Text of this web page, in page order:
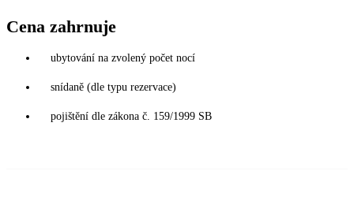
Cena zahrnuje
ubytování na zvolený počet nocí
snídaně (dle typu rezervace)
pojištění dle zákona č. 159/1999 SB